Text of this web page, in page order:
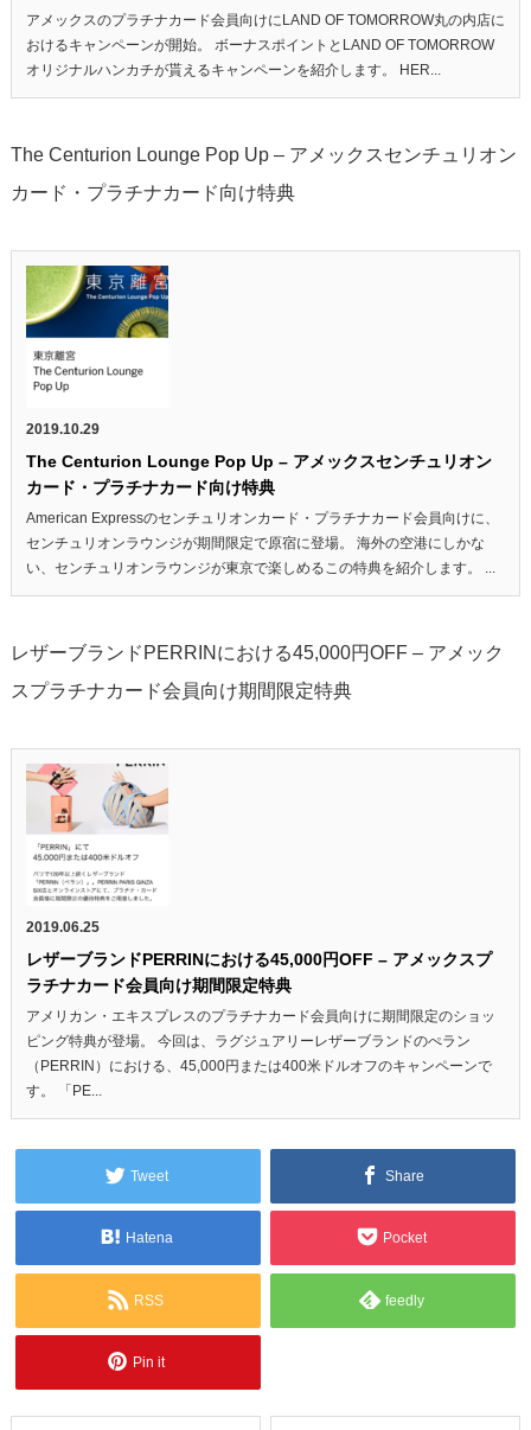
アメックスのプラチナカード会員向けにLAND OF TOMORROW丸の内店に
おけるキャンペーンが開始。 ボーナスポイントとLAND OF TOMORROW
オリジナルハンカチが貰えるキャンペーンを紹介します。 HER...
The Centurion Lounge Pop Up – アメックスセンチュリオン
カード・プラチナカード向け特典
2019.10.29
The Centurion Lounge Pop Up – アメックスセンチュリオン
カード・プラチナカード向け特典
American Expressのセンチュリオンカード・プラチナカード会員向けに、
センチュリオンラウンジが期間限定で原宿に登場。 海外の空港にしかな
い、センチュリオンラウンジが東京で楽しめるこの特典を紹介します。 ...
レザーブランドPERRINにおける45,000円OFF – アメック
スプラチナカード会員向け期間限定特典
2019.06.25
レザーブランドPERRINにおける45,000円OFF – アメックスプ
ラチナカード会員向け期間限定特典
アメリカン・エキスプレスのプラチナカード会員向けに期間限定のショッ
ピング特典が登場。 今回は、ラグジュアリーレザーブランドのぺラン
（PERRIN）における、45,000円または400米ドルオフのキャンペーンで
す。 「PE...
Tweet Share
Hatena Pocket
RSS feedly
Pin it